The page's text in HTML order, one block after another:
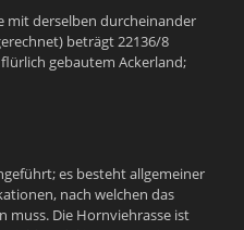
mit derselben durcheinander
beträgt 22136/8
gebautem Ackerland;
es besteht allgemeiner
nach welchen das
muss. Die Hornviehrasse ist